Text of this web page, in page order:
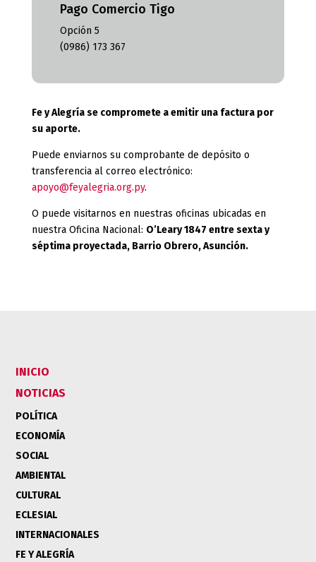
Pago Comercio Tigo
Opción 5
(0986) 173 367
Fe y Alegría se compromete a emitir una factura por
su aporte.
Puede enviarnos su comprobante de depósito o
transferencia al correo electrónico:
apoyo@feyalegria.org.py.
O puede visitarnos en nuestras oficinas ubicadas en
nuestra Oficina Nacional: O’Leary 1847 entre sexta y
séptima proyectada, Barrio Obrero, Asunción.
INICIO
NOTICIAS
POLÍTICA
ECONOMÍA
SOCIAL
AMBIENTAL
CULTURAL
ECLESIAL
INTERNACIONALES
FE Y ALEGRÍA